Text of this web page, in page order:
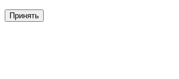
Принять